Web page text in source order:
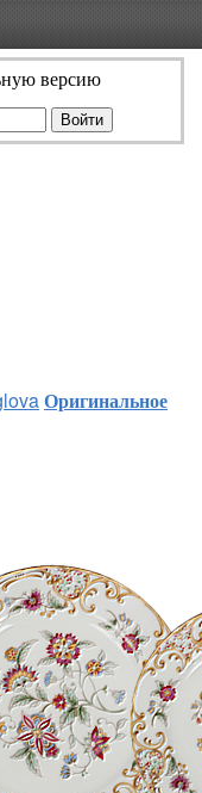
версию
Оригинальное